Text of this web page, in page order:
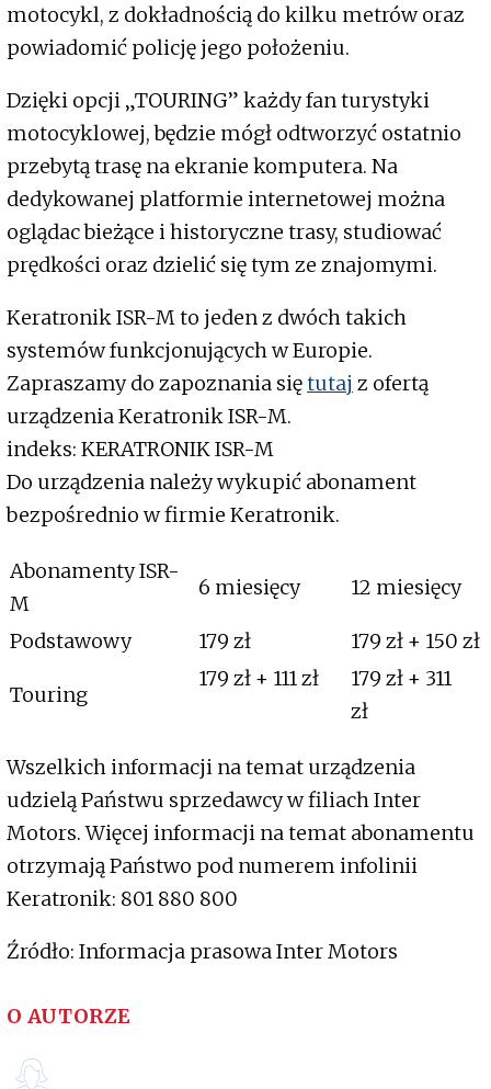
motocykl, z dokładnością do kilku metrów oraz
powiadomić policję jego położeniu.
Dzięki opcji „TOURING” każdy fan turystyki
motocyklowej, będzie mógł odtworzyć ostatnio
przebytą trasę na ekranie komputera. Na
dedykowanej platformie internetowej można
oglądac bieżące i historyczne trasy, studiować
prędkości oraz dzielić się tym ze znajomymi.
Keratronik ISR-M to jeden z dwóch takich
systemów funkcjonujących w Europie.
Zapraszamy do zapoznania siętutaj z ofertą
urządzenia Keratronik ISR-M.
indeks: KERATRONIK ISR-M
Do urządzenia należy wykupić abonament
bezpośrednio w firmie Keratronik.
Abonamenty ISR-
M
6 miesięcy 12 miesięcy
Podstawowy 179 zł 179 zł + 150 zł
Touring
179 zł + 111 zł
179 zł + 311
zł
Wszelkich informacji na temat urządzenia
udzielą Państwu sprzedawcy w filiach Inter
Motors. Więcej informacji na temat abonamentu
otrzymają Państwo pod numerem infolinii
Keratronik: 801 880 800
Źródło: Informacja prasowa Inter Motors
O AUTORZE